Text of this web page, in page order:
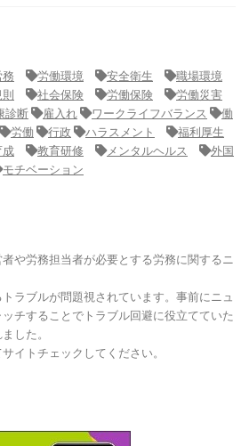
務 労働環境 安全衛生
職場環境
社会保険 労働保険
労働災害
診断 雇入れ ワークライフバランス
働
労働 行政 ハラスメント
福利厚生
成 教育研修 メンタルヘルス
外国
モチベーション
や労務担当者が必要とする労務に関するニ
ラブルが問題視されています。事前にニュ
チすることでトラブル回避に役立てていた
した。
イトチェックしてください。